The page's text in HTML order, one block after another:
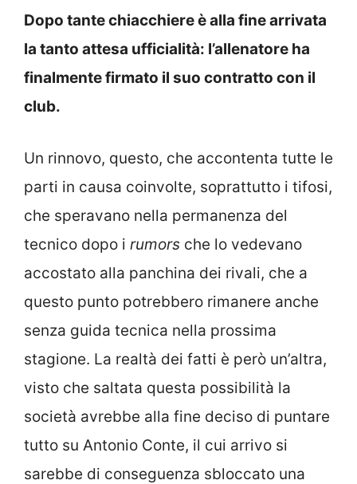
Dopo tante chiacchiere è alla fine arrivata
la tanto attesa ufficialità: l’allenatore ha
finalmente firmato il suo contratto con il
club.
Un rinnovo, questo, che accontenta tutte le
parti in causa coinvolte, soprattutto i tifosi,
che speravano nella permanenza del
tecnico dopo i rumors che lo vedevano
accostato alla panchina dei rivali, che a
questo punto potrebbero rimanere anche
senza guida tecnica nella prossima
stagione. La realtà dei fatti è però un’altra,
visto che saltata questa possibilità la
società avrebbe alla fine deciso di puntare
tutto su Antonio Conte, il cui arrivo si
sarebbe di conseguenza sbloccato una